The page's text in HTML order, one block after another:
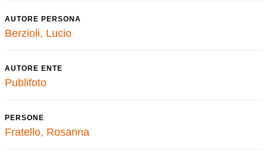
AUTORE PERSONA
Berzioli, Lucio
AUTORE ENTE
Publifoto
PERSONE
Fratello, Rosanna